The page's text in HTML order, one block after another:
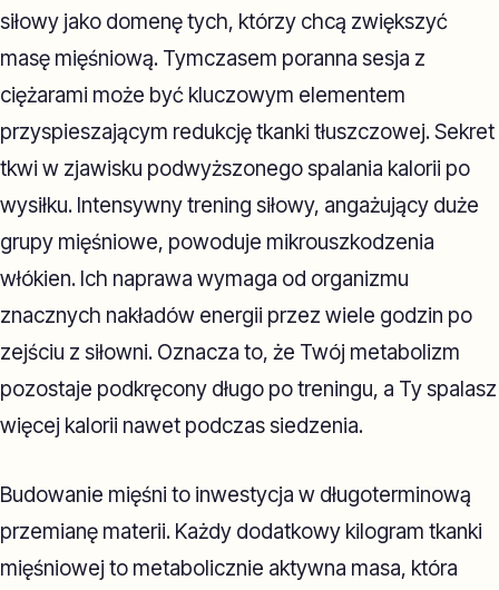
siłowy jako domenę tych, którzy chcą zwiększyć
masę mięśniową. Tymczasem poranna sesja z
ciężarami może być kluczowym elementem
przyspieszającym redukcję tkanki tłuszczowej. Sekret
tkwi w zjawisku podwyższonego spalania kalorii po
wysiłku. Intensywny trening siłowy, angażujący duże
grupy mięśniowe, powoduje mikrouszkodzenia
włókien. Ich naprawa wymaga od organizmu
znacznych nakładów energii przez wiele godzin po
zejściu z siłowni. Oznacza to, że Twój metabolizm
pozostaje podkręcony długo po treningu, a Ty spalasz
więcej kalorii nawet podczas siedzenia.
Budowanie mięśni to inwestycja w długoterminową
przemianę materii. Każdy dodatkowy kilogram tkanki
mięśniowej to metabolicznie aktywna masa, która